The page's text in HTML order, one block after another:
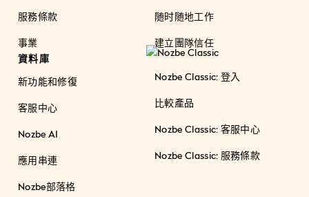
服務條款
事業
随时随地工作
建立團隊信任
資料庫
新功能和修復
客服中心
Nozbe AI
應用串連
Nozbe部落格
Nozbe Classic: 登入
比較產品
Nozbe Classic: 客服中心
Nozbe Classic: 服務條款